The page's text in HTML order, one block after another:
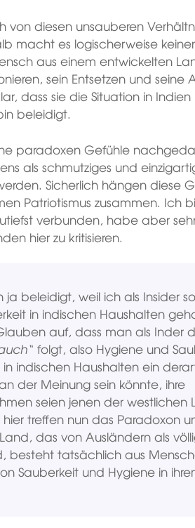
von diesen unsauberen
macht es logischerweise
aus einem entwickelten
sein Entsetzen und seine
dass sie die Situation in
beleidigt.
paradoxen Gefühle
als schmutziges und
Sicherlich hängen diese
Patriotismus zusammen. Ich
verbunden, habe aber
hier zu kritisieren.
ja beleidigt, weil ich als Insider
in indischen Haushalten
auf, dass man als Inder
folgt, also Hygiene und
indischen Haushalten ein
der Meinung sein könnte, ihre
seien jenen der westlichen
treffen nun das Paradoxon
das von Ausländern als
besteht tatsächlich aus
Sauberkeit und Hygiene in